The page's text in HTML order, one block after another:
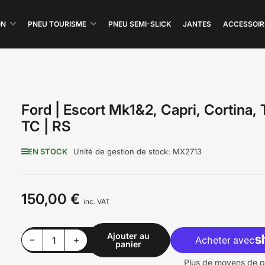
PNEU TOURISME PNEU SEMI-SLICK JANTES
Ford | Escort Mk1&2, Capri, Cortina,
TC | RS
EN STOCK Unité de gestion de stock: MX2713
Prix
150,00 € inc. VAT
−Diminuer la quantité pour Ford | Escort Mk1&amp;2, Capri, Cortina, Taunus TC | RS
Quantité +Augmenter la quantité pour Ford | Escort Mk1&amp;2, Capri, Cortina, Taunus TC | RS
Ajouter au
panier
Plus de moyens de